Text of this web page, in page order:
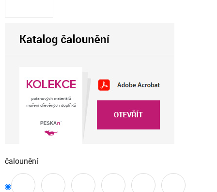
čalounění